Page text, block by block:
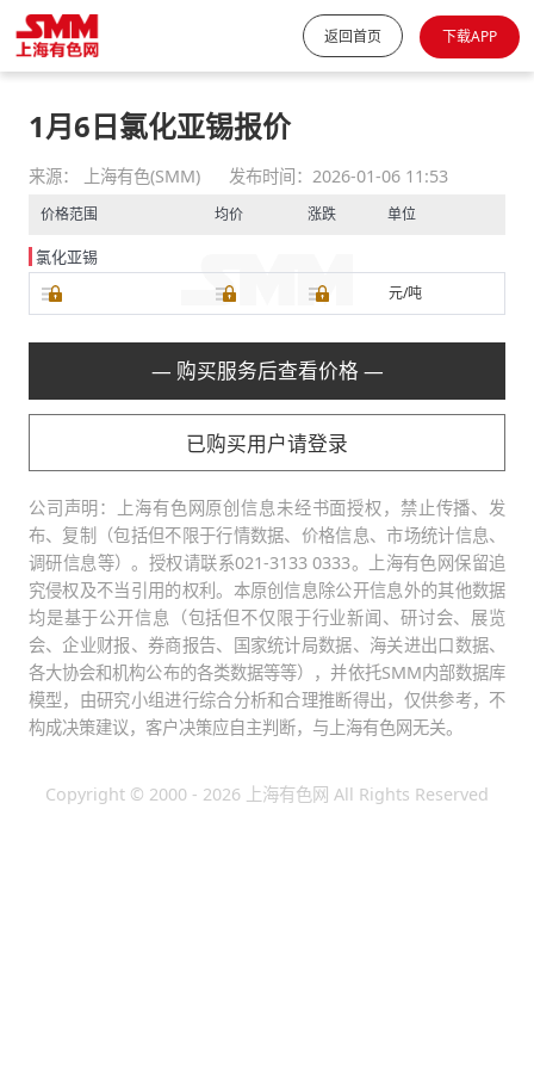
返回首页 下载APP
1月6日氯化亚锡报价
来源： 上海有色(SMM) 发布时间：2026-01-06 11:53
价格范围 均价 涨跌 单位
氯化亚锡
元/吨
— 购买服务后查看价格 —
已购买用户请登录
公司声明：上海有色网原创信息未经书面授权，禁止传播、发
布、复制（包括但不限于行情数据、价格信息、市场统计信息、
调研信息等）。授权请联系021-3133 0333。上海有色网保留追
究侵权及不当引用的权利。本原创信息除公开信息外的其他数据
均是基于公开信息（包括但不仅限于行业新闻、研讨会、展览
会、企业财报、券商报告、国家统计局数据、海关进出口数据、
各大协会和机构公布的各类数据等等），并依托SMM内部数据库
模型，由研究小组进行综合分析和合理推断得出，仅供参考，不
构成决策建议，客户决策应自主判断，与上海有色网无关。
Copyright © 2000 - 2026 上海有色网 All Rights Reserved